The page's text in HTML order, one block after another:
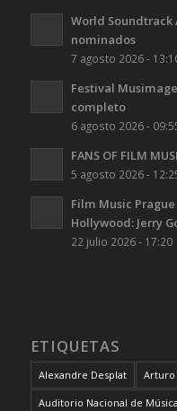
World Soundtrack
nominados
7 agosto 2026 -
Festival
completo
6 agosto 2026 -
FANS OF FILM
5 agosto 2026 -
Film Music Prague
Hollywood: Jerry
22 julio 2026 - 17:20
ETIQUETAS
Alexandre Desplat Arturo
Auditorio Nacional de Música